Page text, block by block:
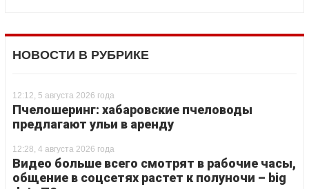
НОВОСТИ В РУБРИКЕ
12:12, 5 августа 2026 года
Пчелошеринг: хабаровские пчеловоды
предлагают ульи в аренду
12:28, 4 августа 2026 года
Видео больше всего смотрят в рабочие часы,
общение в соцсетях растет к полуночи – big